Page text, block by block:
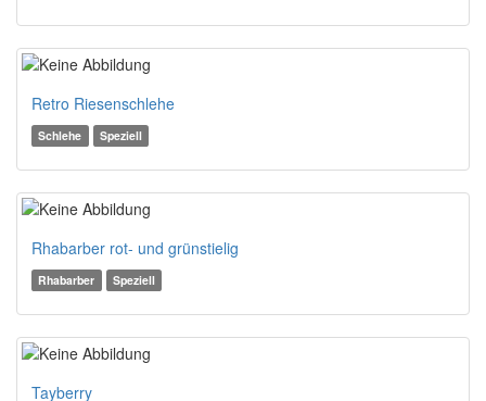
Retro Riesenschlehe
Schlehe Speziell
Rhabarber rot- und grünstielig
Rhabarber Speziell
Tayberry